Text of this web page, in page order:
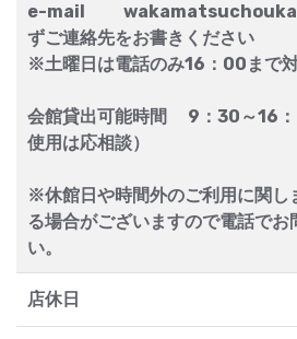
e-mail
ずご連絡先をお書きください
※土曜日は電話のみ16：00まで
会館貸出可能時間 9：30～16
使用は応相談）
※休館日や時間外のご利用に関し
る場合がございますので電話でお
い。
店休日